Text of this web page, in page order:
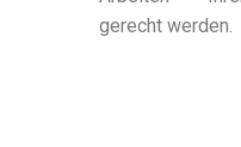
gerecht werden.